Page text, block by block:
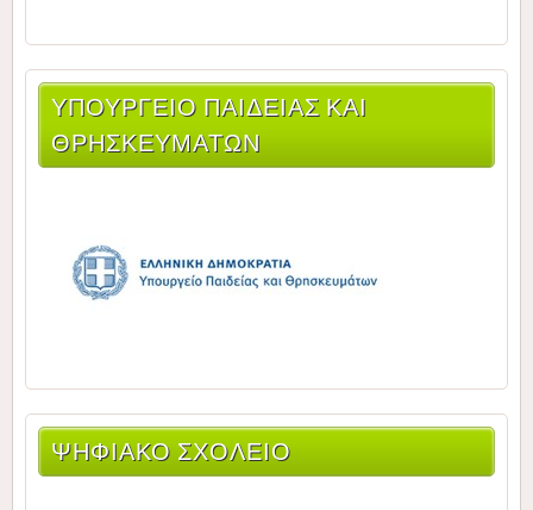
ΥΠΟΥΡΓΕΊΟ ΠΑΙΔΕΊΑΣ ΚΑΙ
ΘΡΗΣΚΕΥΜΆΤΩΝ
ΨΗΦΙΑΚΟ ΣΧΟΛΕΙΟ